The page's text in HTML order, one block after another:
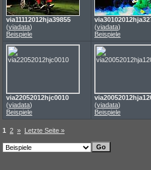
via11112012hja39855
(viadata)
Beispiele
(viadata)
Beispiele
via22052012hjc0010
(viadata)
Beispiele
(viadata)
Beispiele
1 2 » Letzte Seite »